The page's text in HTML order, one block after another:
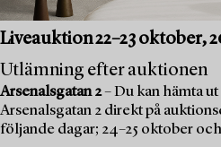
Liveauktion 22–23 oktober,
Utlämning efter auktionen
Arsenalsgatan 2– Du kan hämta
Arsenalsgatan 2 direkt på
följande dagar; 24–25 oktober